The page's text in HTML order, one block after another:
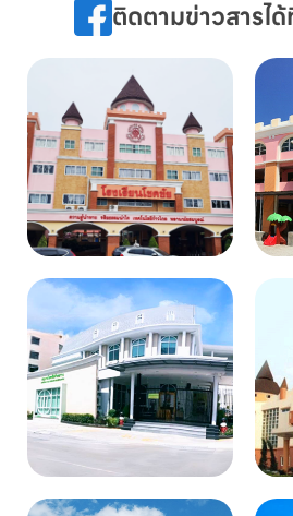
075-691910ติดตามข่าวสารไ